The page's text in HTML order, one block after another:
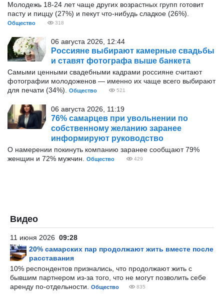
Молодежь 18-24 лет чаще других возрастных групп готовит
пасту и пиццу (27%) и пекут что-нибудь сладкое (26%).
Общество 318
06 августа 2026, 12:44
Россияне выбирают камерные свадьбы
и ставят фотографа выше банкета
Самыми ценными свадебными кадрами россияне считают
фотографии молодоженов — именно их чаще всего выбирают
для печати (34%).
Общество 521
06 августа 2026, 11:19
76% самарцев при увольнении по
собственному желанию заранее
информируют руководство
О намерении покинуть компанию заранее сообщают 79%
женщин и 72% мужчин.
Общество 429
Видео
11 июня 2026 09:28
20% самарских пар продолжают жить вместе после
расставания
10% респондентов признались, что продолжают жить с
бывшим партнером из-за того, что не могут позволить себе
аренду по-отдельности.
Общество 835